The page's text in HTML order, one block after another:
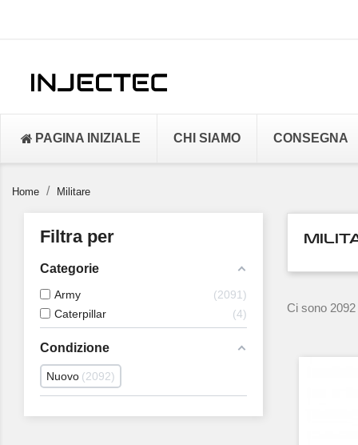
PAGINA INIZIALE CHI SIAMO CONSEGNA
Home Militare
Filtra per
Categorie
Army
2091
Caterpillar
4
Condizione
Nuovo 2092
Ci sono